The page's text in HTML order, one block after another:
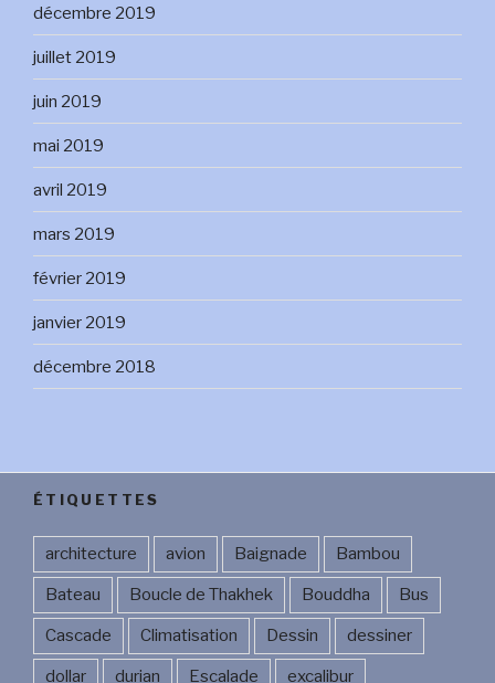
décembre 2019
juillet 2019
juin 2019
mai 2019
avril 2019
mars 2019
février 2019
janvier 2019
décembre 2018
ÉTIQUETTES
architecture avion Baignade Bambou
Bateau Boucle de Thakhek Bouddha Bus
Cascade Climatisation Dessin dessiner
dollar durian Escalade excalibur